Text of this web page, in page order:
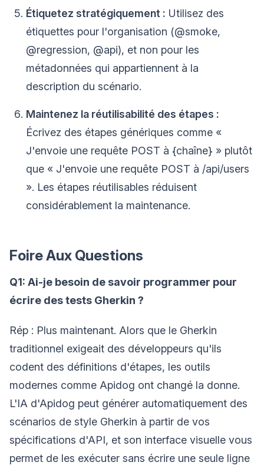
Étiquetez stratégiquement : Utilisez des
étiquettes pour l'organisation (@smoke,
@regression, @api), et non pour les
métadonnées qui appartiennent à la
description du scénario.
Maintenez la réutilisabilité des étapes :
Écrivez des étapes génériques comme «
J'envoie une requête POST à {chaîne} » plutôt
que « J'envoie une requête POST à /api/users
». Les étapes réutilisables réduisent
considérablement la maintenance.
Foire Aux Questions
Q1: Ai-je besoin de savoir programmer pour
écrire des tests Gherkin ?
Rép : Plus maintenant. Alors que le Gherkin
traditionnel exigeait des développeurs qu'ils
codent des définitions d'étapes, les outils
modernes comme Apidog ont changé la donne.
L'IA d'Apidog peut générer automatiquement des
scénarios de style Gherkin à partir de vos
spécifications d'API, et son interface visuelle vous
permet de les exécuter sans écrire une seule ligne